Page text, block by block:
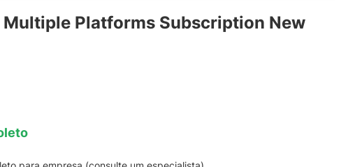
Platforms Subscription New